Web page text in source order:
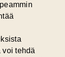
tehdä